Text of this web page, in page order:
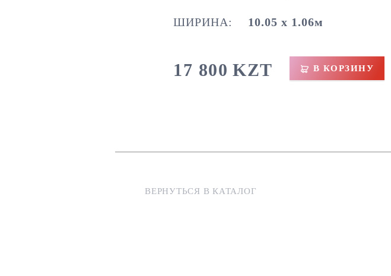
ШИРИНА: 10.05 х 1.06м
17 800 KZT В КОРЗИНУ
ВЕРНУТЬСЯ В КАТАЛОГ